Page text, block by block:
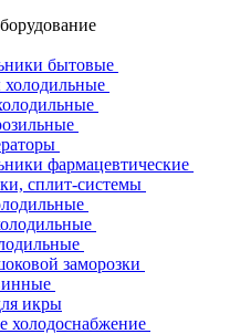
бытовые
фармацевтические
сплит-системы
заморозки
икры
холодоснабжение